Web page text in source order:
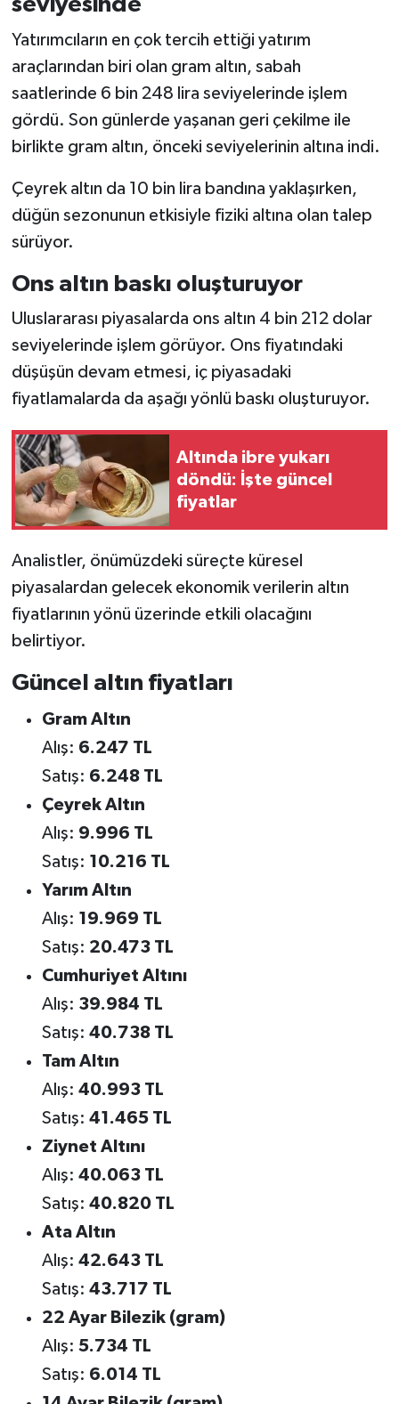
seviyesinde
Yatırımcıların en çok tercih ettiği yatırım
araçlarından biri olan gram altın, sabah
saatlerinde 6 bin 248 lira seviyelerinde işlem
gördü. Son günlerde yaşanan geri çekilme ile
birlikte gram altın, önceki seviyelerinin altına indi.
Çeyrek altın da 10 bin lira bandına yaklaşırken,
düğün sezonunun etkisiyle fiziki altına olan talep
sürüyor.
Ons altın baskı oluşturuyor
Uluslararası piyasalarda ons altın 4 bin 212 dolar
seviyelerinde işlem görüyor. Ons fiyatındaki
düşüşün devam etmesi, iç piyasadaki
fiyatlamalarda da aşağı yönlü baskı oluşturuyor.
Altında ibre yukarı
döndü: İşte güncel
fiyatlar
Analistler, önümüzdeki süreçte küresel
piyasalardan gelecek ekonomik verilerin altın
fiyatlarının yönü üzerinde etkili olacağını
belirtiyor.
Güncel altın fiyatları
Gram Altın
Alış: 6.247 TL
Satış: 6.248 TL
Çeyrek Altın
Alış: 9.996 TL
Satış: 10.216 TL
Yarım Altın
Alış: 19.969 TL
Satış: 20.473 TL
Cumhuriyet Altını
Alış: 39.984 TL
Satış: 40.738 TL
Tam Altın
Alış: 40.993 TL
Satış: 41.465 TL
Ziynet Altını
Alış: 40.063 TL
Satış: 40.820 TL
Ata Altın
Alış: 42.643 TL
Satış: 43.717 TL
22 Ayar Bilezik (gram)
Alış: 5.734 TL
Satış: 6.014 TL